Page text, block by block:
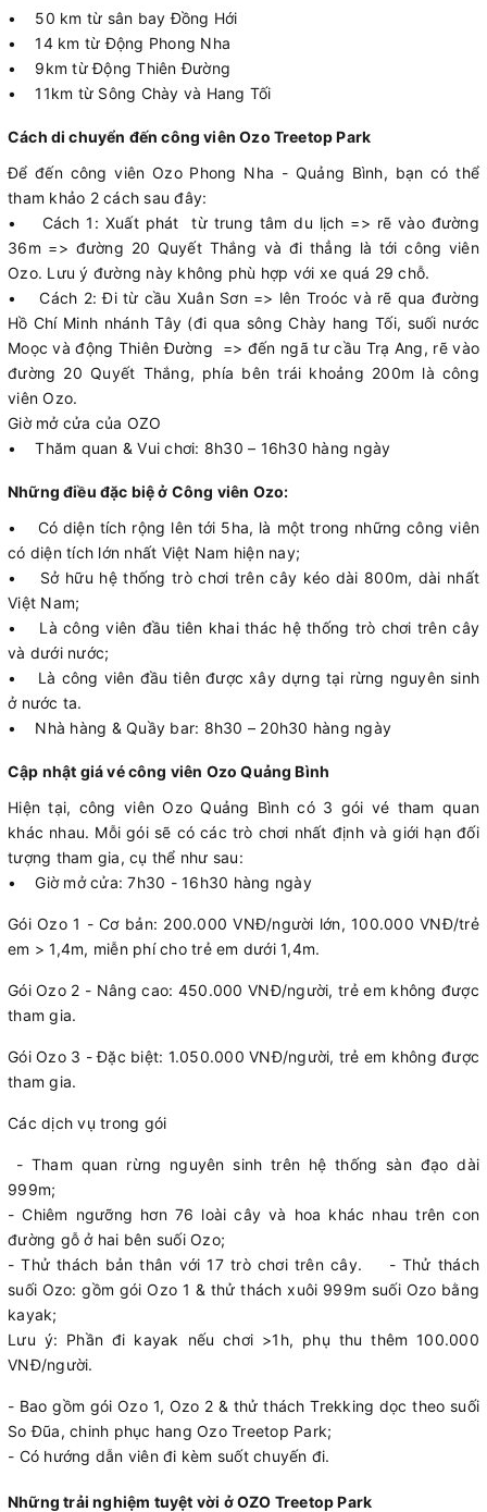
• 50 km từ sân bay Đồng Hới
• 14 km từ Động Phong Nha
• 9km từ Động Thiên Đường
• 11km từ Sông Chày và Hang Tối
Cách di chuyển đến công viên Ozo Treetop Park
Để đến công viên Ozo Phong Nha - Quảng Bình, bạn có thể
tham khảo 2 cách sau đây:
• Cách 1: Xuất phát từ trung tâm du lịch => rẽ vào đường
36m => đường 20 Quyết Thắng và đi thẳng là tới công viên
Ozo. Lưu ý đường này không phù hợp với xe quá 29 chỗ.
• Cách 2: Đi từ cầu Xuân Sơn => lên Troóc và rẽ qua đường
Hồ Chí Minh nhánh Tây (đi qua sông Chày hang Tối, suối nước
Moọc và động Thiên Đường => đến ngã tư cầu Trạ Ang, rẽ vào
đường 20 Quyết Thắng, phía bên trái khoảng 200m là công
viên Ozo.
Giờ mở cửa của OZO
• Thăm quan & Vui chơi: 8h30 – 16h30 hàng ngày
Những điều đặc biệ ở Công viên Ozo:
• Có diện tích rộng lên tới 5ha, là một trong những công viên
có diện tích lớn nhất Việt Nam hiện nay;
• Sở hữu hệ thống trò chơi trên cây kéo dài 800m, dài nhất
Việt Nam;
• Là công viên đầu tiên khai thác hệ thống trò chơi trên cây
và dưới nước;
• Là công viên đầu tiên được xây dựng tại rừng nguyên sinh
ở nước ta.
• Nhà hàng & Quầy bar: 8h30 – 20h30 hàng ngày
Cập nhật giá vé công viên Ozo Quảng Bình
Hiện tại, công viên Ozo Quảng Bình có 3 gói vé tham quan
khác nhau. Mỗi gói sẽ có các trò chơi nhất định và giới hạn đối
tượng tham gia, cụ thể như sau:
• Giờ mở cửa: 7h30 - 16h30 hàng ngày
Gói Ozo 1 - Cơ bản: 200.000 VNĐ/người lớn, 100.000 VNĐ/trẻ
em > 1,4m, miễn phí cho trẻ em dưới 1,4m.
Gói Ozo 2 - Nâng cao: 450.000 VNĐ/người, trẻ em không được
tham gia.
Gói Ozo 3 - Đặc biệt: 1.050.000 VNĐ/người, trẻ em không được
tham gia.
Các dịch vụ trong gói
- Tham quan rừng nguyên sinh trên hệ thống sàn đạo dài
999m;
- Chiêm ngưỡng hơn 76 loài cây và hoa khác nhau trên con
đường gỗ ở hai bên suối Ozo;
- Thử thách bản thân với 17 trò chơi trên cây. - Thử thách
suối Ozo: gồm gói Ozo 1 & thử thách xuôi 999m suối Ozo bằng
kayak;
Lưu ý: Phần đi kayak nếu chơi >1h, phụ thu thêm 100.000
VNĐ/người.
- Bao gồm gói Ozo 1, Ozo 2 & thử thách Trekking dọc theo suối
So Đũa, chinh phục hang Ozo Treetop Park;
- Có hướng dẫn viên đi kèm suốt chuyến đi.
Những trải nghiệm tuyệt vời ở OZO Treetop Park